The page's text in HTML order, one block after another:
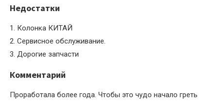
Недостатки
1. Колонка КИТАЙ
2. Сервисное обслуживание.
3. Дорогие запчасти
Комментарий
Проработала более года. Чтобы это чудо начало греть